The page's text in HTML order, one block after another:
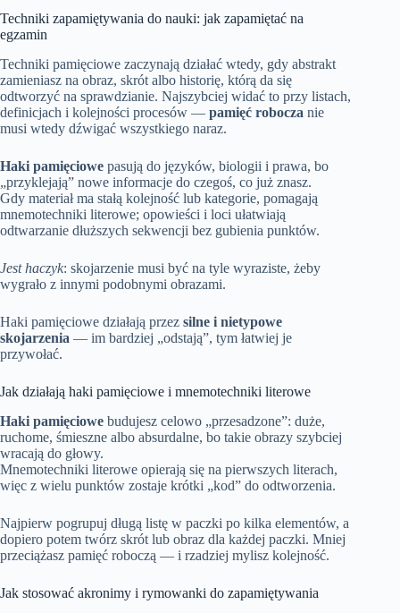
Techniki zapamiętywania do nauki: jak zapamiętać na
egzamin
Techniki pamięciowe zaczynają działać wtedy, gdy abstrakt
zamieniasz na obraz, skrót albo historię, którą da się
odtworzyć na sprawdzianie. Najszybciej widać to przy listach,
definicjach i kolejności procesów — pamięć robocza nie
musi wtedy dźwigać wszystkiego naraz.
Haki pamięciowe pasują do języków, biologii i prawa, bo
„przyklejają” nowe informacje do czegoś, co już znasz.
Gdy materiał ma stałą kolejność lub kategorie, pomagają
mnemotechniki literowe; opowieści i loci ułatwiają
odtwarzanie dłuższych sekwencji bez gubienia punktów.
Jest haczyk: skojarzenie musi być na tyle wyraziste, żeby
wygrało z innymi podobnymi obrazami.
Haki pamięciowe działają przez silne i nietypowe
skojarzenia — im bardziej „odstają”, tym łatwiej je
przywołać.
Jak działają haki pamięciowe i mnemotechniki literowe
Haki pamięciowe budujesz celowo „przesadzone”: duże,
ruchome, śmieszne albo absurdalne, bo takie obrazy szybciej
wracają do głowy.
Mnemotechniki literowe opierają się na pierwszych literach,
więc z wielu punktów zostaje krótki „kod” do odtworzenia.
Najpierw pogrupuj długą listę w paczki po kilka elementów, a
dopiero potem twórz skrót lub obraz dla każdej paczki. Mniej
przeciążasz pamięć roboczą — i rzadziej mylisz kolejność.
Jak stosować akronimy i rymowanki do zapamiętywania